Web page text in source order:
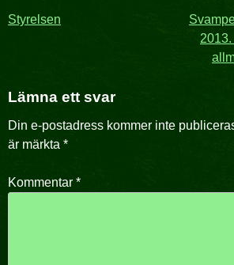
Inläggsnavigering
Styrelsen
Lämna ett svar
Din e-postadress kommer inte
är märkta *
Kommentar *